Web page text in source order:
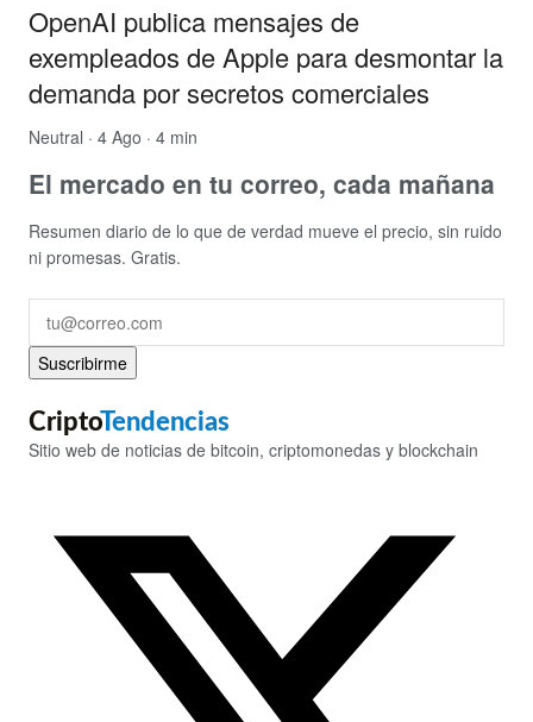
OpenAI publica mensajes de
exempleados de Apple para desmontar la
demanda por secretos comerciales
Neutral · 4 Ago · 4 min
El mercado en tu correo, cada mañana
Resumen diario de lo que de verdad mueve el precio, sin ruido
ni promesas. Gratis.
Suscribirme
CriptoTendencias
Sitio web de noticias de bitcoin, criptomonedas y blockchain